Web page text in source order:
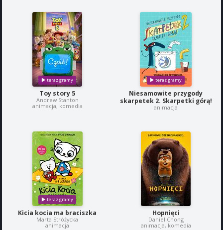
Toy story 5
Andrew Stanton
animacja, komedia
Niesamowite przygody
skarpetek 2. Skarpetki górą!
animacja
Kicia kocia ma braciszka
Marta Stróżycka
animacja
Hopnięci
Daniel Chong
animacja, komedia